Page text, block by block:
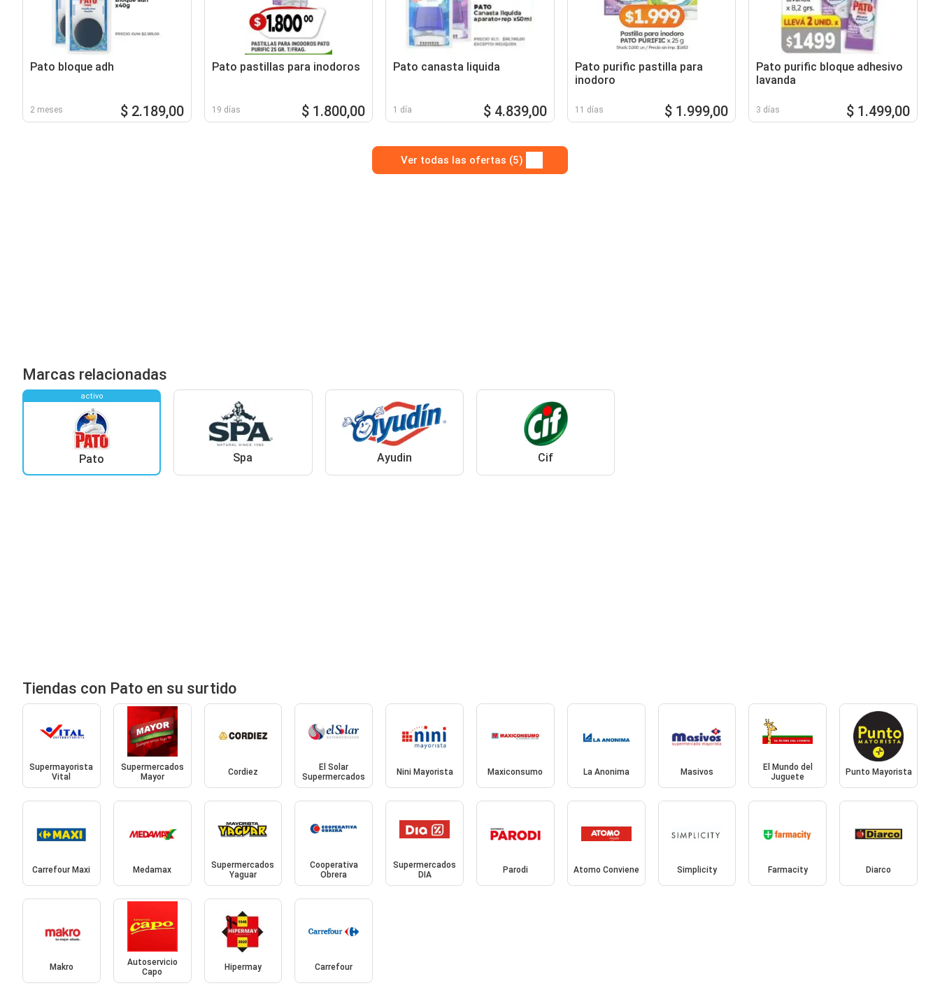
Pato bloque adh
2 meses $ 2.189,00
Pato pastillas para inodoros
19 días $ 1.800,00
Pato canasta liquida
1 día $ 4.839,00
Pato purific pastilla para
inodoro
11 días $ 1.999,00
Pato purific bloque adhesivo
lavanda
3 días $ 1.499,00
Ver todas las ofertas (5)
Marcas relacionadas
activo
Pato Spa Ayudin Cif
Tiendas con Pato en su surtido
Supermayorista
Vital
Supermercados
Mayor
Cordiez
El Solar
Supermercados
Nini Mayorista Maxiconsumo La Anonima Masivos
El Mundo del
Juguete
Punto Mayorista
Carrefour Maxi Medamax
Supermercados
Yaguar
Cooperativa
Obrera
Supermercados
DIA
Parodi Atomo Conviene Simplicity Farmacity Diarco
Makro
Autoservicio
Capo
Hipermay Carrefour